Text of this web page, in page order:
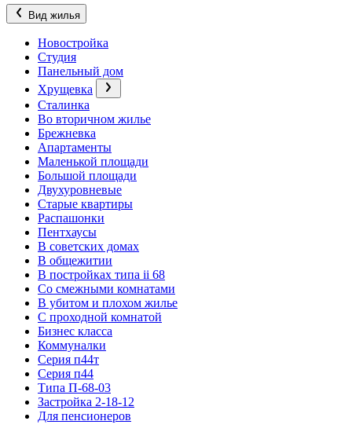
Вид жилья
Новостройка
Студия
Панельный дом
Хрущевка
Сталинка
Во вторичном жилье
Брежневка
Апартаменты
Маленькой площади
Большой площади
Двухуровневые
Старые квартиры
Распашонки
Пентхаусы
В советских домах
В общежитии
В постройках типа ii 68
Со смежными комнатами
В убитом и плохом жилье
С проходной комнатой
Бизнес класса
Коммуналки
Серия п44т
Серия п44
Типа П-68-03
Застройка 2-18-12
Для пенсионеров